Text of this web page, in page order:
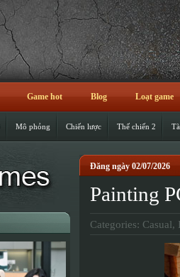
Game hot Blog Loạt game
Mô phỏng Chiến lược Thế chiến 2
Đăng ngày 02/07/2026
Painting
Categories: Casual,